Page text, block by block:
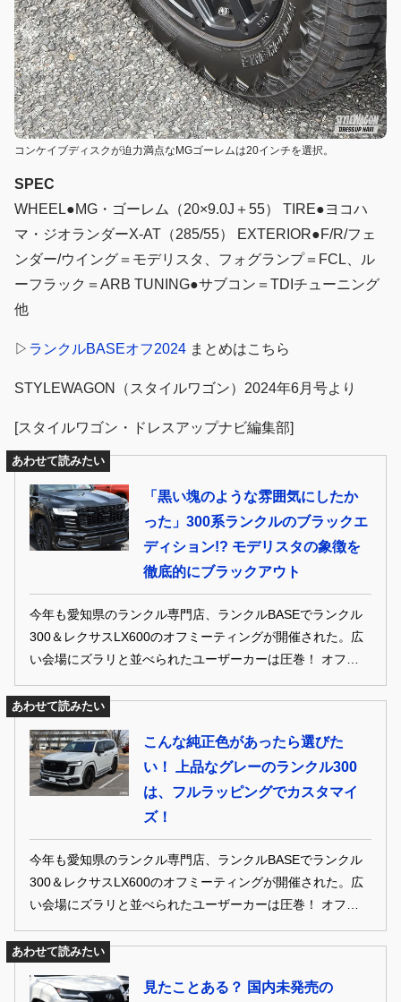
コンケイブディスクが迫力満点なMGゴーレムは20インチを選択。
SPEC
WHEEL●MG・ゴーレム（20×9.0J＋55） TIRE●ヨコハ
マ・ジオランダーX-AT（285/55） EXTERIOR●F/R/フェ
ンダー/ウイング＝モデリスタ、フォグランプ＝FCL、ル
ーフラック＝ARB TUNING●サブコン＝TDIチューニング
他
▷ ランクルBASEオフ2024 まとめはこちら
STYLEWAGON（スタイルワゴン）2024年6月号より
[スタイルワゴン・ドレスアップナビ編集部]
あわせて読みたい
「黒い塊のような雰囲気にしたか
った」300系ランクルのブラックエ
ディション!? モデリスタの象徴を
徹底的にブラックアウト
今年も愛知県のランクル専門店、ランクルBASEでランクル
300＆レクサスLX600のオフミーティングが開催された。広
い会場にズラリと並べられたユーザーカーは圧巻！ オフミー
ーナーをご紹介します！
あわせて読みたい
こんな純正色があったら選びた
い！ 上品なグレーのランクル300
は、フルラッピングでカスタマイ
ズ！
今年も愛知県のランクル専門店、ランクルBASEでランクル
300＆レクサスLX600のオフミーティングが開催された。広
い会場にズラリと並べられたユーザーカーは圧巻！ オフミー
ーナーをご紹介します！
あわせて読みたい
見たことある？ 国内未発売の